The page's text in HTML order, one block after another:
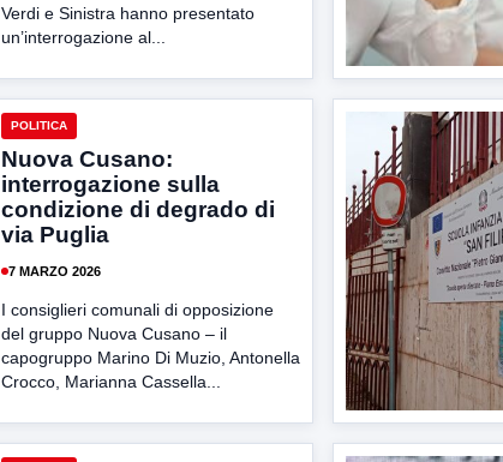
Verdi e Sinistra hanno presentato
un’interrogazione al...
POLITICA
Nuova Cusano:
interrogazione sulla
condizione di degrado di
via Puglia
7 MARZO 2026
I consiglieri comunali di opposizione
del gruppo Nuova Cusano – il
capogruppo Marino Di Muzio, Antonella
Crocco, Marianna Cassella...